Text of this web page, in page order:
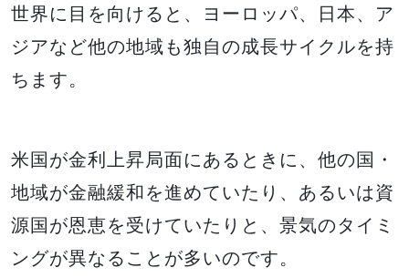
世界に目を向けると、ヨーロッパ、日本、ア
ジアなど他の地域も独自の成長サイクルを持
ちます。
米国が金利上昇局面にあるときに、他の国・
地域が金融緩和を進めていたり、あるいは資
源国が恩恵を受けていたりと、景気のタイミ
ングが異なることが多いのです。